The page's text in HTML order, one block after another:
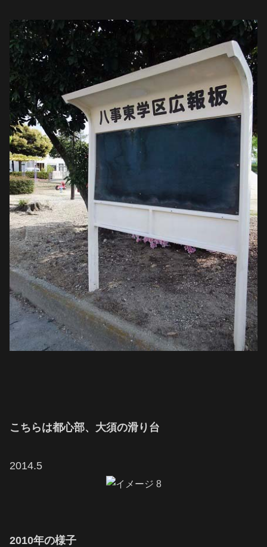
こちらは都心部、大須の滑り台
2014.5
2010年の様子